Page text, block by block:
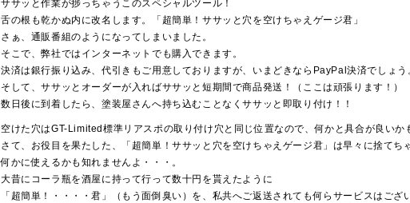
ササッと作業が捗っちゃうこのスペシャルツール！
舌の根も乾かぬ内に改名します。「超簡単！ササッと穴を空けちゃえゲージ君」
さぁ、通販番組のようになってしまいました。
そこで、弊社ではインターネットでも購入できます。
決済は銀行振り込み、代引きもご用意しておりますが、いまどきならPayPal決済でしょう
そして、ササッとオーダーが入ればササッと短期間で商品発送！（ここは頑張ります！）
数日後に到着したら、塗装屋さんへ持ち込むことなくササッと即取り付け！！
空けた穴はGT-Limited標準リアスポの取り付け穴と同じ位置なので、何かと具合が良いか
さて、お役目を果たした、「超簡単！ササッと穴を空けちゃえゲージ君」は早々に捨てち
何かに使えるかも知れませんよ・・・。
大昔にコーラ瓶を酒屋に持って行って数十円を貰えたように
「超簡単！・・・・君」（もう面倒臭い）を、私共へご返送されても何らサービスはござ